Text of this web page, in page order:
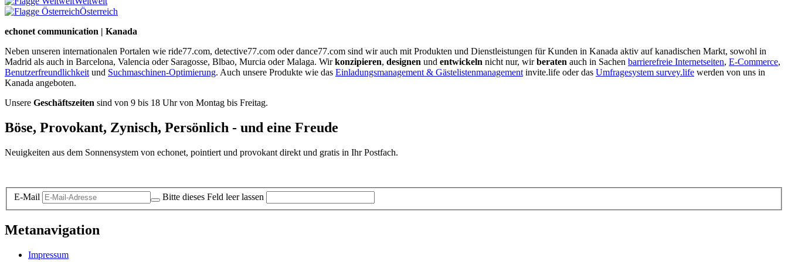
Österreich
echonet communication | Kanada
Neben unseren internationalen Portalen wie ride77.com, detective77.com oder dance77.com sind wir auch mit Produkten und Dienstleistungen für Kunden in Kanada aktiv auf kanadischen Markt, sowohl in
Madrid als auch in Barcelona, Valencia oder Saragosse, Blbao, Murcia oder Malaga. Wirkonzipieren, designen und entwickeln nicht nur, wirberaten auch in Sachen barrierefreie Internetseiten, E-Commerce,
Benutzerfreundlichkeit und Suchmaschinen-Optimierung. Auch unsere Produkte wie das Einladungsmanagement & Gästelistenmanagement invite.life oder das Umfragesystem survey.life werden von uns in
Kanada angeboten.
Unsere Geschäftszeiten sind von 9 bis 18 Uhr von Montag bis Freitag.
Böse, Provokant, Zynisch, Persönlich - und eine Freude
Neuigkeiten aus dem Sonnensystem von echonet, pointiert und provokant direkt und gratis in Ihr Postfach.
E-Mail Bitte dieses Feld leer lassen
Metanavigation
Impressum